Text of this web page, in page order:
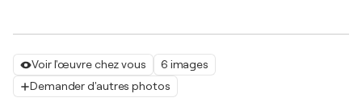
Voir l'œuvre chez vous
6 images
Demander d'autres photos